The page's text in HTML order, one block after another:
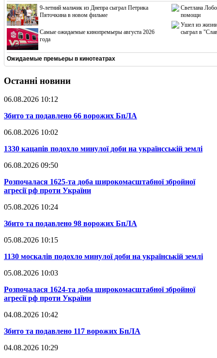
9-летний мальчик из Днепра сыграл Петрика
Пяточкина в новом фильме
Cамые ожидаемые кинопремьеры августа 2026
года
Светлана
помощи
Ушел из жизни
сыграл в
Ожидаемые премьеры в кинотеатрах
Останні новини
06.08.2026 10:12
​Збито та подавлено 66 ворожих БпЛА
06.08.2026 10:02
​1330 кацапів подохло минулої доби на українсській землі
06.08.2026 09:50
​Розпочалася 1625-та доба широкомасштабної збройної
агресії рф проти України
05.08.2026 10:24
​Збито та подавлено 98 ворожих БпЛА
05.08.2026 10:15
​1130 москалів подохло минулої доби на українській землі
05.08.2026 10:03
​Розпочалася 1624-та доба широкомасштабної збройної
агресії рф проти України
04.08.2026 10:42
​Збито та подавлено 117 ворожих БпЛА
04.08.2026 10:29